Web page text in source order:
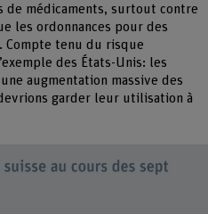
de médicaments, surtout contre
les ordonnances pour des
tenu du risque
des États-Unis: les
augmentation massive des
garder leur utilisation à